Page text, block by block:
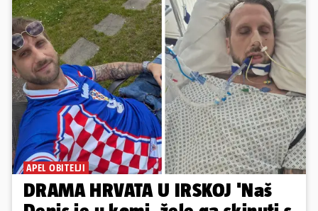
APEL OBITELJI
DRAMA HRVATA U IRSKOJ 'Naš